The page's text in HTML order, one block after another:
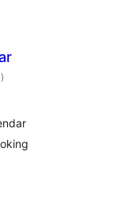
avaliações
totais
)